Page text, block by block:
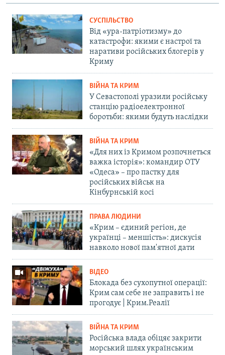
СУСПІЛЬСТВО
Від «ура-патріотизму» до
катастрофи: якими є настрої та
наративи російських блогерів у
Криму
ВІЙНА ТА КРИМ
У Севастополі уразили російську
станцію радіоелектронної
боротьби: якими будуть наслідки
ВІЙНА ТА КРИМ
«Для них із Кримом розпочнеться
важка історія»: командир ОТУ
«Одеса» – про пастку для
російських військ на
Кінбурнській косі
ПРАВА ЛЮДИНИ
«Крим – єдиний регіон, де
українці – меншість»: дискусія
навколо нової пам'ятної дати
ВІДЕО
Блокада без сухопутної операції:
Крим сам себе не заправить і не
прогодує | Крим.Реалії
ВІЙНА ТА КРИМ
Російська влада обіцяє закрити
морський шлях українським